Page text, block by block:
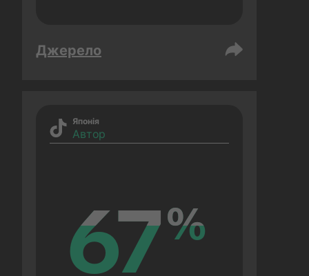
Джерело
Японія
Автор
67%
67%